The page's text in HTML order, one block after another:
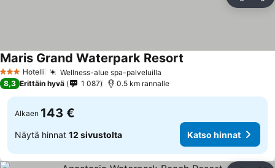
3 Tähtiluokitus
Hotelli Wellness-alue spa-palveluilla
Maris Grand Waterpark Resort
8,3 Erittäin hyvä 1 087 0.5 km rannalle
Alkaen 143 €
Näytä hinnat 12 sivustolta Katso hinnat